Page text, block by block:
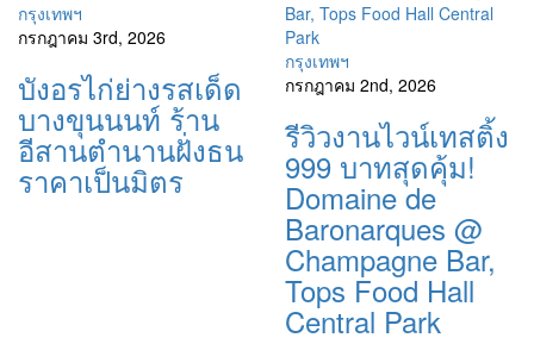
กรุงเทพฯ
กรกฎาคม 3rd, 2026
บังอรไก่ย่างรสเด็ด
บางขุนนนท์ ร้าน
อีสานตำนานฝั่งธน
ราคาเป็นมิตร
กรุงเทพฯ
กรกฎาคม 2nd, 2026
รีวิวงานไวน์เทสติ้ง
999 บาทสุดคุ้ม!
Domaine de
Baronarques @
Champagne Bar,
Tops Food Hall
Central Park